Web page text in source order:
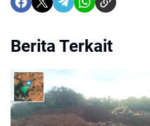
Berita Terkait